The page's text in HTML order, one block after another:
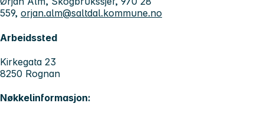
559, orjan.alm@saltdal.kommune.no
Arbeidssted
Kirkegata 23
8250 Rognan
Nøkkelinformasjon: